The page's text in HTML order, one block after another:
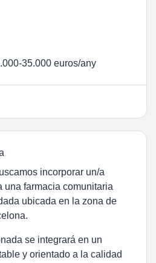
35.000 euros/any
incorporar un/a
una farmacia comunitaria
ubicada en la zona de
se integrará en un
y orientado a la calidad